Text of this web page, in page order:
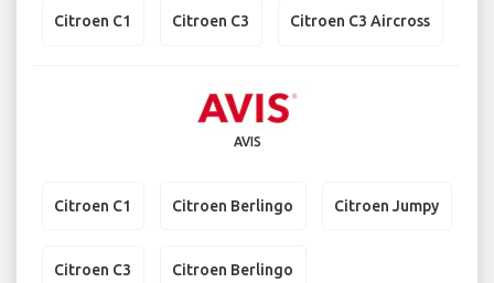
Citroen C1 Citroen C3 Citroen C3 Aircross
AVIS
Citroen C1 Citroen Berlingo Citroen Jumpy
Citroen C3 Citroen Berlingo